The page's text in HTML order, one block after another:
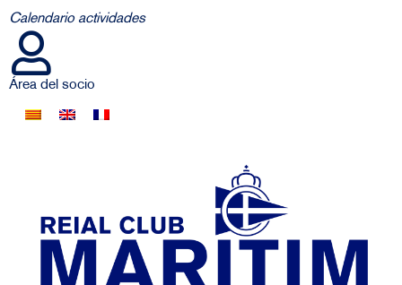
Calendario actividades
Área del socio